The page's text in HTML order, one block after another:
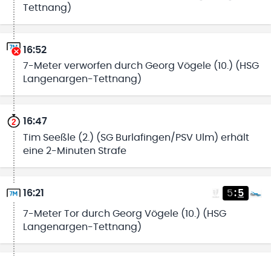
Tettnang)
16:52
7-Meter verworfen durch Georg Vögele (10.) (HSG
Langenargen-Tettnang)
16:47
Tim Seeßle (2.) (SG Burlafingen/PSV Ulm) erhält
eine 2-Minuten Strafe
16:21 5:5
7-Meter Tor durch Georg Vögele (10.) (HSG
Langenargen-Tettnang)